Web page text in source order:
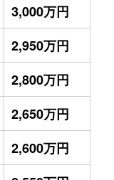
3,000万円
2,950万円
2,800万円
2,650万円
2,600万円